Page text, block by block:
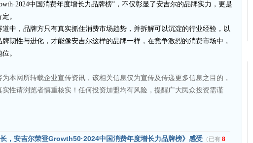
中国消费年度增长力品牌榜”，不仅彰显了安吉尔的品牌实力，更是
。
中，品牌方只有真实抓住消费市场趋势，并拆解可以沉淀的行业经验，以
韧性与进化，才能像安吉尔这样的品牌一样，在竞争激烈的消费市场中，
。
为本网所转载企业宣传资讯，该相关信息仅为宣传及传递更多信息之目的，
性请浏览者慎重核实！任何投资加盟均有风险，提醒广大民众投资需谨
，安吉尔荣登Growth50·2024中国消费年度增长力品牌榜》感受 （已有 8